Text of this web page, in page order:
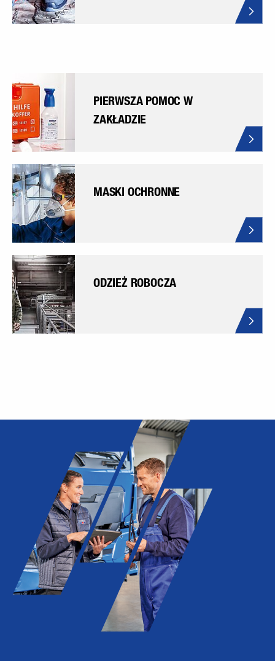
PIERWSZA POMOC W
ZAKŁADZIE
MASKI OCHRONNE
ODZIEŻ ROBOCZA